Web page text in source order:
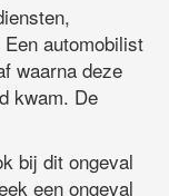
automobilist
waarna deze
kwam. De
bij dit ongeval
een ongeval